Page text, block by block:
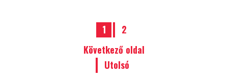
1
2
Következő oldal
Utolsó